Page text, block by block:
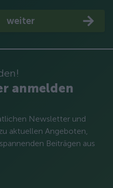
weiter
anmelden
Newsletter und
aktuellen Angeboten,
Beiträgen aus